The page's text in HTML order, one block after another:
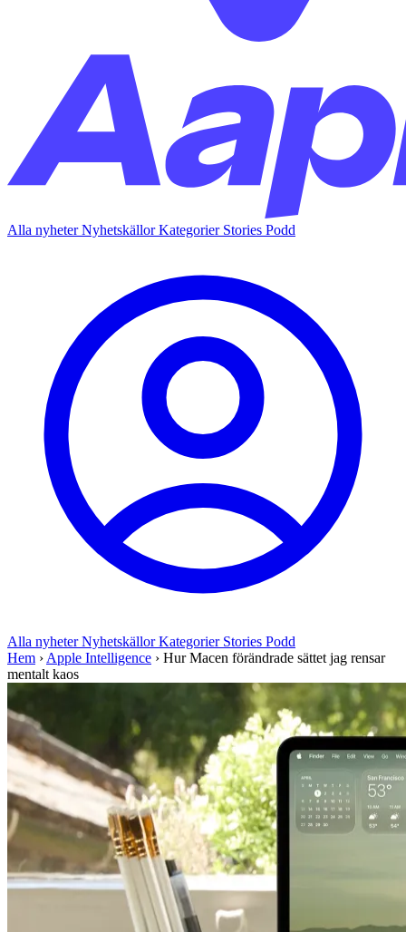
Alla nyheterNyhetskällorKategorier Stories Podd
Alla nyheterNyhetskällorKategorier Stories Podd
Hem › Apple Intelligence › Hur Macen förändrade sättet jag rensar
mentalt kaos